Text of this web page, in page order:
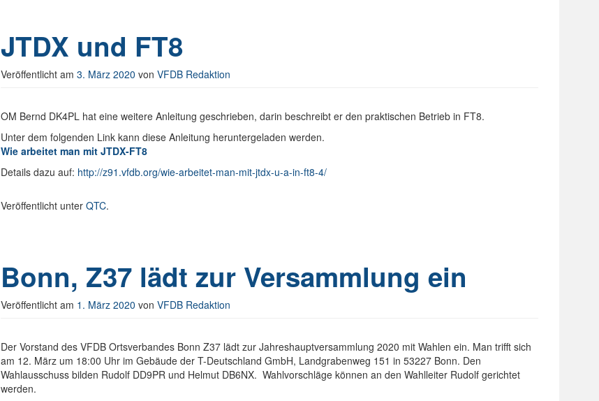
JTDX und FT8
Veröffentlicht am 3. März 2020 von VFDB Redaktion
OM Bernd DK4PL hat eine weitere Anleitung geschrieben, darin beschreibt er den praktischen Betrieb in FT8.
Unter dem folgenden Link kann diese Anleitung heruntergeladen werden.
Wie arbeitet man mit JTDX-FT8
Details dazu auf: http://z91.vfdb.org/wie-arbeitet-man-mit-jtdx-u-a-in-ft8-4/
Veröffentlicht unter QTC.
Bonn, Z37 lädt zur Versammlung ein
Veröffentlicht am 1. März 2020 von VFDB Redaktion
Der Vorstand des VFDB Ortsverbandes Bonn Z37 lädt zur Jahreshauptversammlung 2020 mit Wahlen ein. Man trifft sich
am 12. März um 18:00 Uhr im Gebäude der T-Deutschland GmbH, Landgrabenweg 151 in 53227 Bonn. Den
Wahlausschuss bilden Rudolf DD9PR und Helmut DB6NX. Wahlvorschläge können an den Wahlleiter Rudolf gerichtet
werden.